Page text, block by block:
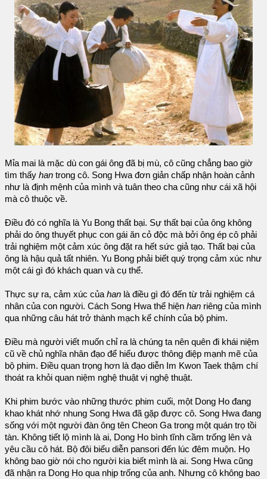
Mỉa mai là mặc dù con gái ông đã bị mù, cô cũng chẳng bao giờ
tìm thấy han trong cô. Song Hwa đơn giản chấp nhận hoàn cảnh
như là định mệnh của mình và tuân theo cha cũng như cái xã hội
mà cô thuộc về.
Điều đó có nghĩa là Yu Bong thất bại. Sự thất bại của ông không
phải do ông thuyết phục con gái ăn cỏ độc mà bởi ông ép cô phải
trải nghiệm một cảm xúc ông đặt ra hết sức giả tạo. Thất bại của
ông là hậu quả tất nhiên. Yu Bong phải biết quý trọng cảm xúc như
một cái gì đó khách quan và cụ thể.
Thực sự ra, cảm xúc của han là điều gì đó đến từ trải nghiệm cá
nhân của con người. Cách Song Hwa thể hiện han riêng của mình
qua những câu hát trở thành mạch kể chính của bộ phim.
Điều mà người viết muốn chỉ ra là chúng ta nên quên đi khái niệm
cũ về chủ nghĩa nhân đạo để hiểu được thông điệp mạnh mẽ của
bộ phim. Điều quan trọng hơn là đạo diễn Im Kwon Taek thậm chí
thoát ra khỏi quan niệm nghệ thuật vị nghệ thuật.
Khi phim bước vào những thước phim cuối, một Dong Ho đang
khao khát nhớ nhung Song Hwa đã gặp được cô. Song Hwa đang
sống với một người đàn ông tên Cheon Ga trong một quán trọ tồi
tàn. Không tiết lộ mình là ai, Dong Ho bình tĩnh cầm trống lên và
yêu cầu cô hát. Bộ đôi biểu diễn pansori đến lúc đêm muộn. Họ
không bao giờ nói cho người kia biết mình là ai. Song Hwa cũng
đã nhận ra Dong Ho qua nhịp trống của anh. Nhưng cô không bao